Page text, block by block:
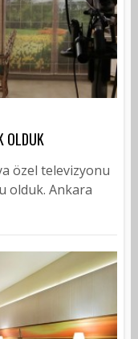
OLDUK
özel televizyonu
olduk. Ankara